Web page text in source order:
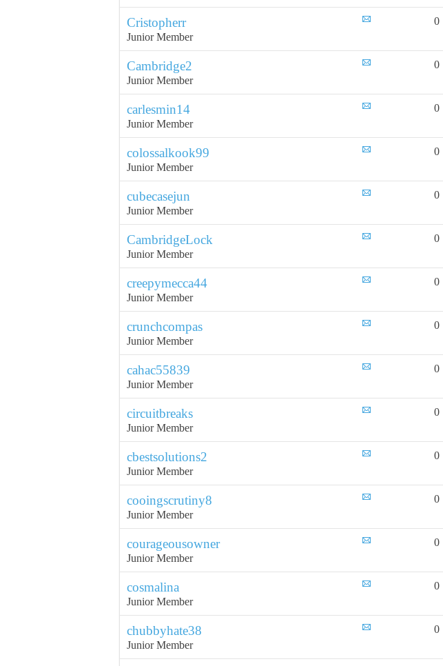
Cristopherr
Junior Member
0
Cambridge2
Junior Member
0
carlesmin14
Junior Member
0
colossalkook99
Junior Member
0
cubecasejun
Junior Member
0
CambridgeLock
Junior Member
0
creepymecca44
Junior Member
0
crunchcompas
Junior Member
0
cahac55839
Junior Member
0
circuitbreaks
Junior Member
0
cbestsolutions2
Junior Member
0
cooingscrutiny8
Junior Member
0
courageousowner
Junior Member
0
cosmalina
Junior Member
0
chubbyhate38
Junior Member
0